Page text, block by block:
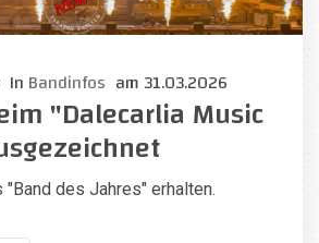
In Bandinfos am 31.03.2026
"Dalecarlia Music
des Jahres" erhalten.